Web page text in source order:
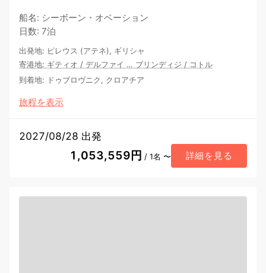
船名: シーボーン・オベーション
日数: 7泊
出発地: ピレウス (アテネ), ギリシャ
寄港地: ギティオ / デルファイ … ブリンディジ / コトル
到着地: ドゥブロヴニク, クロアチア
旅程を表示
2027/08/28 出発
1,053,559円 / 1名 〜 詳細を見る